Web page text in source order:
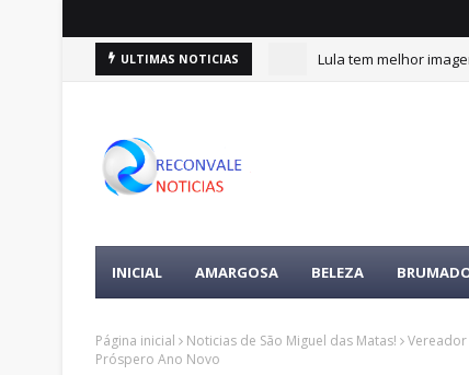
ULTIMAS NOTICIAS Lula tem melhor
INICIAL AMARGOSA BELEZA
Página inicial Noticias de São Miguel das Matas!
Vereador
Próspero Ano Novo